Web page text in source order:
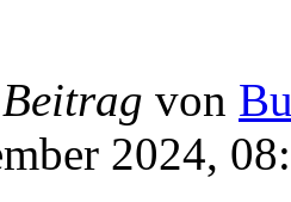
von
2024,